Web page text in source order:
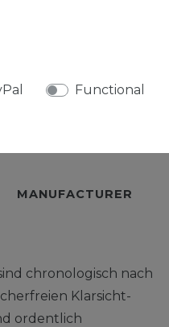
MANUFACTURER
chronologisch nach
Klarsicht-
ordentlich
Functional